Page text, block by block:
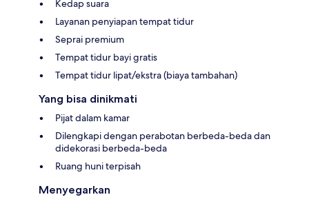
Kedap suara
Layanan penyiapan tempat tidur
Seprai premium
Tempat tidur bayi gratis
Tempat tidur lipat/ekstra (biaya tambahan)
Yang bisa dinikmati
Pijat dalam kamar
Dilengkapi dengan perabotan berbeda-beda dan
didekorasi berbeda-beda
Ruang huni terpisah
Menyegarkan